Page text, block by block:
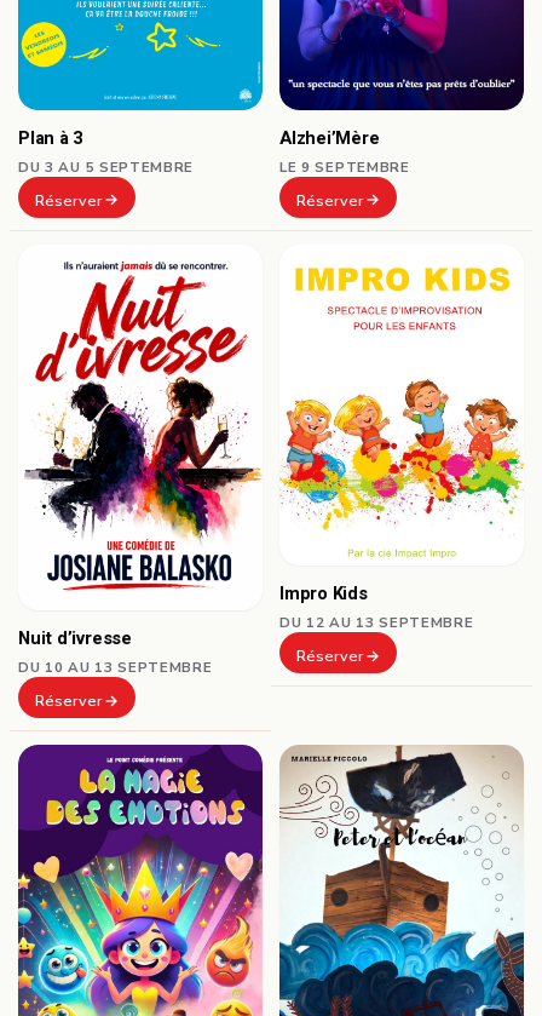
Plan à 3
DU 3 AU 5 SEPTEMBRE
Réserver
Alzhei’Mère
LE 9 SEPTEMBRE
Réserver
Nuit d’ivresse
DU 10 AU 13 SEPTEMBRE
Réserver
Impro Kids
DU 12 AU 13 SEPTEMBRE
Réserver